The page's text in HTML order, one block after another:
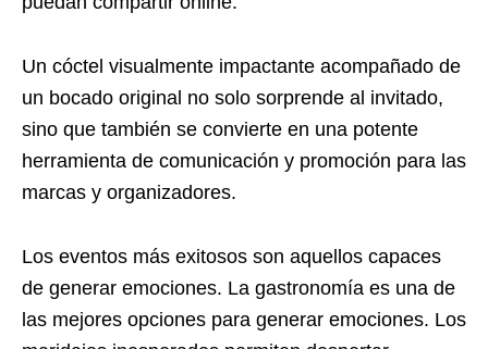
Un cóctel visualmente impactante acompañado de
un bocado original no solo sorprende al invitado,
sino que también se convierte en una potente
herramienta de comunicación y promoción para las
marcas y organizadores.
Los eventos más exitosos son aquellos capaces
de generar emociones. La gastronomía es una de
las mejores opciones para generar emociones. Los